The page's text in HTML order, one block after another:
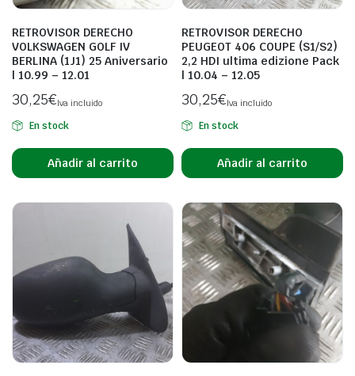
RETROVISOR DERECHO
VOLKSWAGEN GOLF IV
BERLINA (1J1) 25 Aniversario
| 10.99 – 12.01
30,25€Iva incluido
En stock
Añadir al carrito
RETROVISOR DERECHO
PEUGEOT 406 COUPE (S1/S2)
2,2 HDI ultima edizione Pack
| 10.04 – 12.05
30,25€Iva incluido
En stock
Añadir al carrito